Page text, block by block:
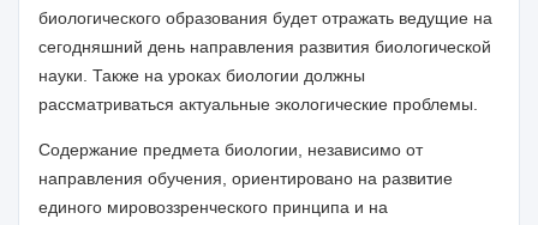
биологического образования будет отражать ведущие на
сегодняшний день направления развития биологической
науки. Также на уроках биологии должны
рассматриваться актуальные экологические проблемы.
Содержание предмета биологии, независимо от
направления обучения, ориентировано на развитие
единого мировоззренческого принципа и на